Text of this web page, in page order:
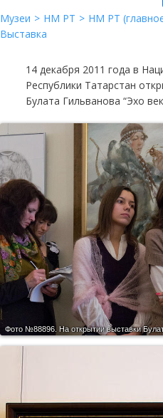
Музеи НМ РТ
НМ РТ
Выставка
14 декабря 2011 года в
Республики Татарстан
Булата Гильванова “Эхо
Фото №88896. На открытии выставки